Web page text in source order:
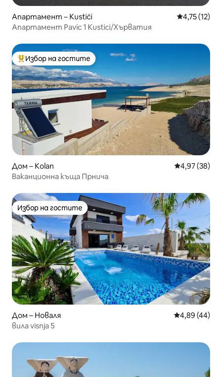
Апартамент – Kustići Средна
4,75 (12)
Апартамент Pavic 1 Kustici/Хърватия
Най-популярен избор на гостите
Избор на гостите
Дом – Kolan Средна
4,97 (38)
Ваканционна къща Прнича
Избор на гостите
Избор на гостите
Дом – Новаля Средна
4,89 (44)
вила visnja 5